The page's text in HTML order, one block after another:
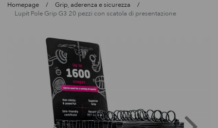
Homepage
Grip, aderenza e sicurezza
Lupit Pole Grip G3 20 pezzi con scatola di presentazione